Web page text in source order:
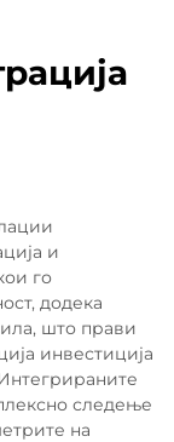
и
го
додека
што прави
инвестиција
следење
на